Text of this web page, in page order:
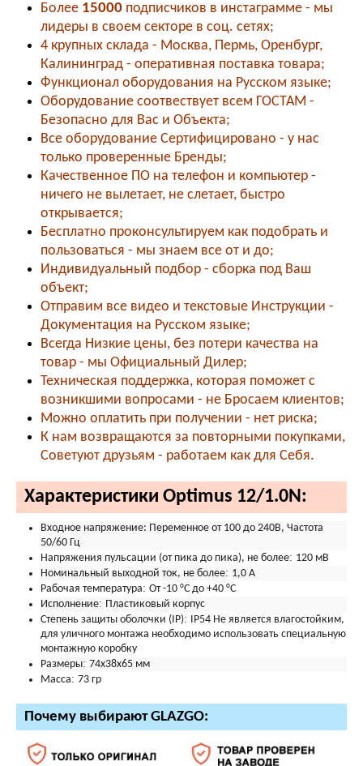
Более 15000 подписчиков в инстаграмме - мы
лидеры в своем секторе в соц. сетях;
4 крупных склада - Москва, Пермь, Оренбург,
Калининград - оперативная поставка товара;
Функционал оборудования на Русском языке;
Оборудование соотвествует всем ГОСТАМ -
Безопасно для Вас и Объекта;
Все оборудование Сертифицировано - у нас
только проверенные Бренды;
Качественное ПО на телефон и компьютер -
ничего не вылетает, не слетает, быстро
открывается;
Бесплатно проконсультируем как подобрать и
пользоваться - мы знаем все от и до;
Индивидуальный подбор - сборка под Ваш
объект;
Отправим все видео и текстовые Инструкции -
Документация на Русском языке;
Всегда Низкие цены, без потери качества на
товар - мы Официальный Дилер;
Техническая поддержка, которая поможет с
возникшими вопросами - не Бросаем клиентов;
Можно оплатить при получении - нет риска;
К нам возвращаются за повторными покупками,
Советуют друзьям - работаем как для Себя.
Характеристики Optimus 12/1.0N:
Входное напряжение: Переменное от 100 до 240В, Частота
50/60 Гц
Напряжения пульсации (от пика до пика), не более: 120 мВ
Номинальный выходной ток, не более: 1,0 А
Рабочая температура: От -10 °С до +40 °С
Исполнение: Пластиковый корпус
Степень защиты оболочки (IP): IP54 Не является влагостойким,
для уличного монтажа необходимо использовать специальную
монтажную коробку
Размеры: 74х38х65 мм
Масса: 73 гр
Почему выбирают GLAZGO: